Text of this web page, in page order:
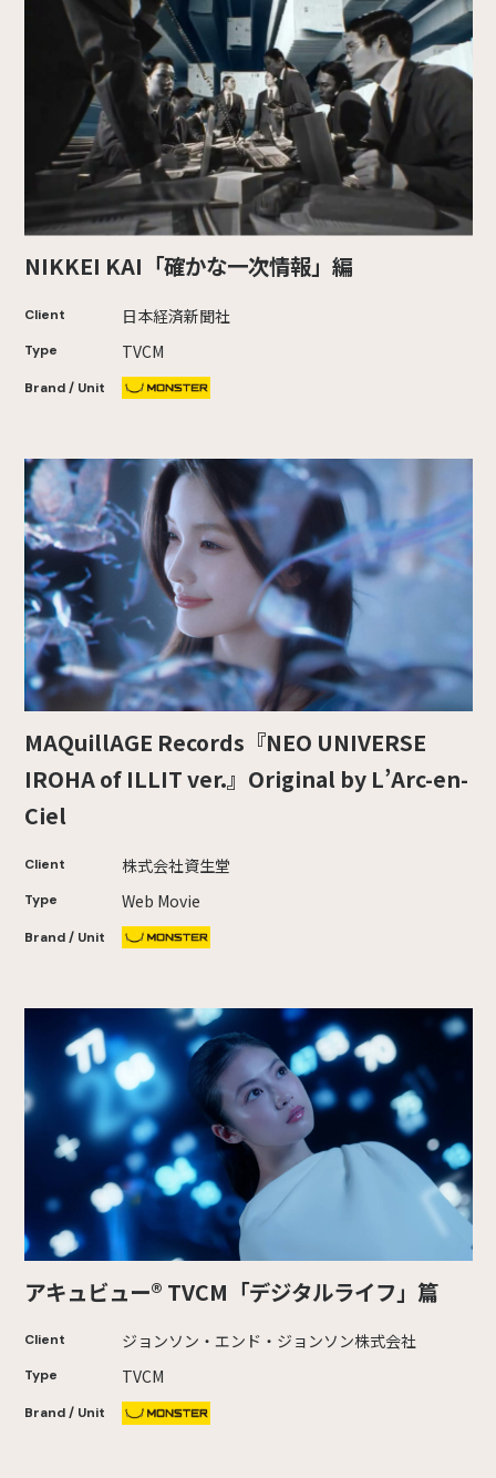
NIKKEI KAI「確かな一次情報」編
Client 日本経済新聞社
Type TVCM
Brand / Unit
MAQuillAGE Records『NEO UNIVERSE
IROHA of ILLIT ver.』Original by L’Arc-en-
Ciel
Client 株式会社資生堂
Type Web Movie
Brand / Unit
アキュビュー® TVCM「デジタルライフ」篇
Client ジョンソン・エンド・ジョンソン株式会社
Type TVCM
Brand / Unit